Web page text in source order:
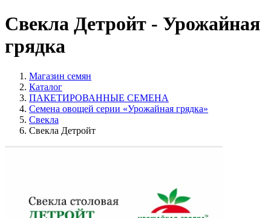
Свекла Детройт - Урожайная
грядка
Магазин семян
Каталог
ПАКЕТИРОВАННЫЕ СЕМЕНА
Семена овощей серии «Урожайная грядка»
Свекла
Свекла Детройт